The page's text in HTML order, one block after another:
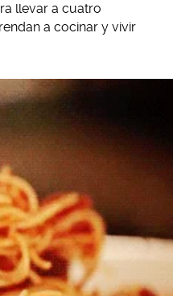
llevar a cuatro
a cocinar y vivir